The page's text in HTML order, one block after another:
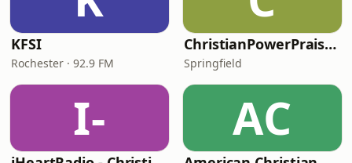
KFSI
Rochester · 92.9 FM
ChristianPowerPraise.Net
Springfield
I- AC